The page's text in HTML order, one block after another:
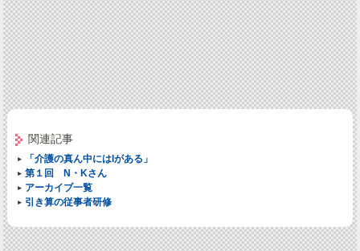
関連記事
「介護の真ん中にはIがある」
第１回 N・Kさん
アーカイブ一覧
引き算の従事者研修